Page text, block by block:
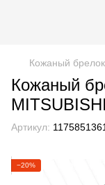
Кожаный
Кожаный
MITSUBISHI
Артикул: 1175851361
−20%